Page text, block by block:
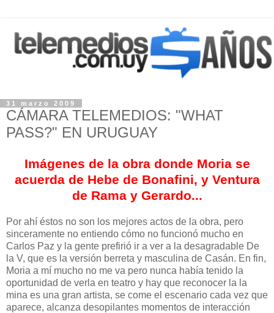
31 marzo 2009
CÁMARA TELEMEDIOS: "WHAT
PASS?" EN URUGUAY
Imágenes de la obra donde Moria se
acuerda de Hebe de Bonafini, y Ventura
de Rama y Gerardo...
Por ahí éstos no son los mejores actos de la obra, pero
sinceramente no entiendo cómo no funcionó mucho en
Carlos Paz y la gente prefirió ir a ver a la desagradable De
la V, que es la versión berreta y masculina de Casán. En fin,
Moria a mí mucho no me va pero nunca había tenido la
oportunidad de verla en teatro y hay que reconocer la la
mina es una gran artista, se come el escenario cada vez que
aparece, alcanza desopilantes momentos de interacción